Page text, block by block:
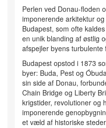
Perlen ved Donau-floden
imponerende arkitektur
Budapest, som ofte
en unik blanding af østlig
afspejler byens turbulente
Budapest opstod i 1873
byer: Buda, Pest og
sin side af Donau,
Chain Bridge og Liberty
krigstider, revolutioner og
imponerende
et væld af historiske